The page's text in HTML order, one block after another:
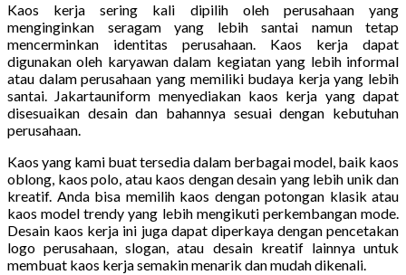
Kaos kerja sering kali dipilih oleh perusahaan yang
menginginkan seragam yang lebih santai namun tetap
mencerminkan identitas perusahaan. Kaos kerja dapat
digunakan oleh karyawan dalam kegiatan yang lebih informal
atau dalam perusahaan yang memiliki budaya kerja yang lebih
santai. Jakartauniform menyediakan kaos kerja yang dapat
disesuaikan desain dan bahannya sesuai dengan kebutuhan
perusahaan.
Kaos yang kami buat tersedia dalam berbagai model, baik kaos
oblong, kaos polo, atau kaos dengan desain yang lebih unik dan
kreatif. Anda bisa memilih kaos dengan potongan klasik atau
kaos model trendy yang lebih mengikuti perkembangan mode.
Desain kaos kerja ini juga dapat diperkaya dengan pencetakan
logo perusahaan, slogan, atau desain kreatif lainnya untuk
membuat kaos kerja semakin menarik dan mudah dikenali.